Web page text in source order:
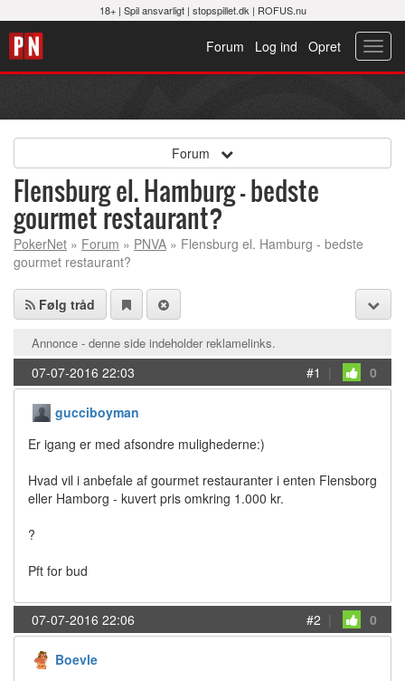
18+ | Spil ansvarligt| stopspillet.dk | ROFUS.nu
Opret
Log ind
Forum
Forum
Flensburg el. Hamburg - bedste
gourmet restaurant?
PokerNet » Forum » PNVA » Flensburg el. Hamburg - bedste
gourmet restaurant?
Følg tråd
Annonce - denne side indeholder reklamelinks.
07-07-2016 22:03 #1 | 0
gucciboyman
Er igang er med afsondre mulighederne:)
Hvad vil i anbefale af gourmet restauranter i enten Flensborg
eller Hamborg - kuvert pris omkring 1.000 kr.
?
Pft for bud
07-07-2016 22:06 #2 | 0
Boevle